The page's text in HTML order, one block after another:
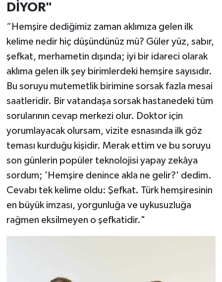
DİYOR"
“Hemşire dediğimiz zaman aklımıza gelen ilk
kelime nedir hiç düşündünüz mü? Güler yüz, sabır,
şefkat, merhametin dışında; iyi bir idareci olarak
aklıma gelen ilk şey birimlerdeki hemşire sayısıdır.
Bu soruyu mutemetlik birimine sorsak fazla mesai
saatleridir. Bir vatandaşa sorsak hastanedeki tüm
sorularının cevap merkezi olur. Doktor için
yorumlayacak olursam, vizite esnasında ilk göz
teması kurduğu kişidir. Merak ettim ve bu soruyu
son günlerin popüler teknolojisi yapay zekâya
sordum; 'Hemşire denince akla ne gelir?' dedim.
Cevabı tek kelime oldu: Şefkat. Türk hemşiresinin
en büyük imzası, yorgunluğa ve uykusuzluğa
rağmen eksilmeyen o şefkatidir."